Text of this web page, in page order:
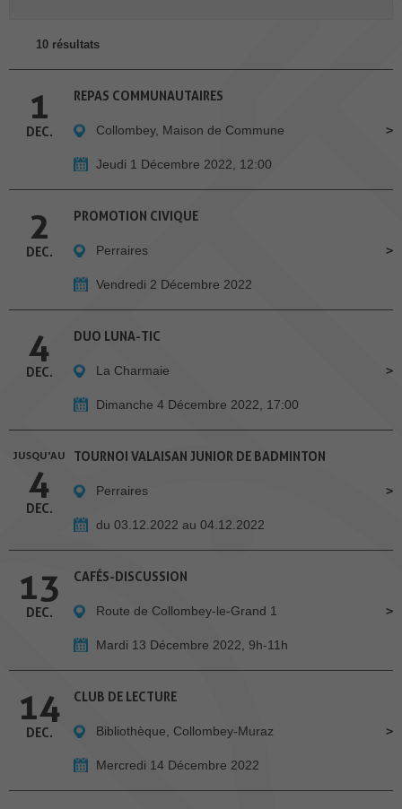
10 résultats
1
DEC.
REPAS COMMUNAUTAIRES
Collombey, Maison de Commune
Jeudi 1 Décembre 2022, 12:00
2
DEC.
PROMOTION CIVIQUE
Perraires
Vendredi 2 Décembre 2022
4
DEC.
DUO LUNA-TIC
La Charmaie
Dimanche 4 Décembre 2022, 17:00
JUSQU'AU
4
DEC.
TOURNOI VALAISAN JUNIOR DE BADMINTON
Perraires
du 03.12.2022 au 04.12.2022
13
DEC.
CAFÉS-DISCUSSION
Route de Collombey-le-Grand 1
Mardi 13 Décembre 2022, 9h-11h
14
DEC.
CLUB DE LECTURE
Bibliothèque, Collombey-Muraz
Mercredi 14 Décembre 2022